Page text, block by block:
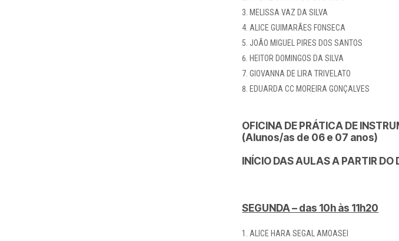
MELISSA VAZ DA SILVA
ALICE GUIMARÃES FONSECA
JOÃO MIGUEL PIRES DOS SANTOS
HEITOR DOMINGOS DA SILVA
GIOVANNA DE LIRA TRIVELATO
EDUARDA CC MOREIRA GONÇALVES
OFICINA DE PRÁTICA DE
(Alunos/as de 06 e 07 anos)
INÍCIO DAS AULAS A PARTIR
SEGUNDA – das 10h às 11h20
ALICE HARA SEGAL AMOASEI